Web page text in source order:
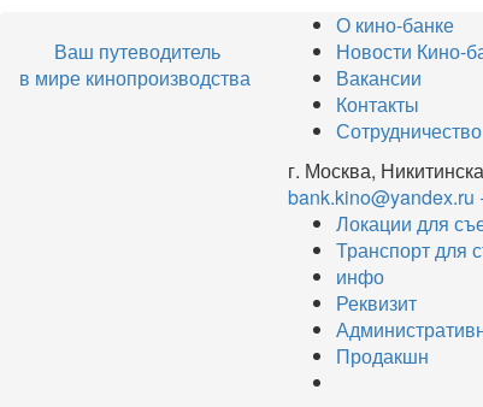
Ваш путеводитель
в мире кинопроизводства
О кино-банке
Новости Кино-
Вакансии
Контакты
Сотрудничество
г. Москва,
bank.kino@yandex.ru
Локации для
Транспорт для
инфо
Реквизит
Продакшн